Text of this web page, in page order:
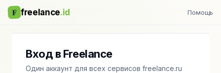
F freelance.id Помощь
Вход в Freelance
Один аккаунт для всех сервисов freelance.ru